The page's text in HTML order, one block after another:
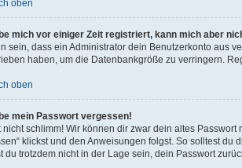
oben
mich vor einiger Zeit registriert, kann mich aber
sein, dass ein Administrator dein Benutzerkonto aus
haben, um die Datenbankgröße zu verringern.
oben
mein Passwort vergessen!
nicht schlimm! Wir können dir zwar dein altes
klickst und den Anweisungen folgst. So solltest du
du trotzdem nicht in der Lage sein, dein Passwort